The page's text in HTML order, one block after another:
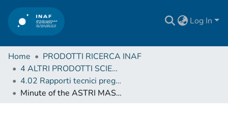
Log In
Home
PRODOTTI RICERCA INAF
4 ALTRI PRODOTTI SCIENTIFICI (Other scientific products)
4.02 Rapporti tecnici pregressi
Minute of the ASTRI MASS Use Cases vconf 27/03/2015